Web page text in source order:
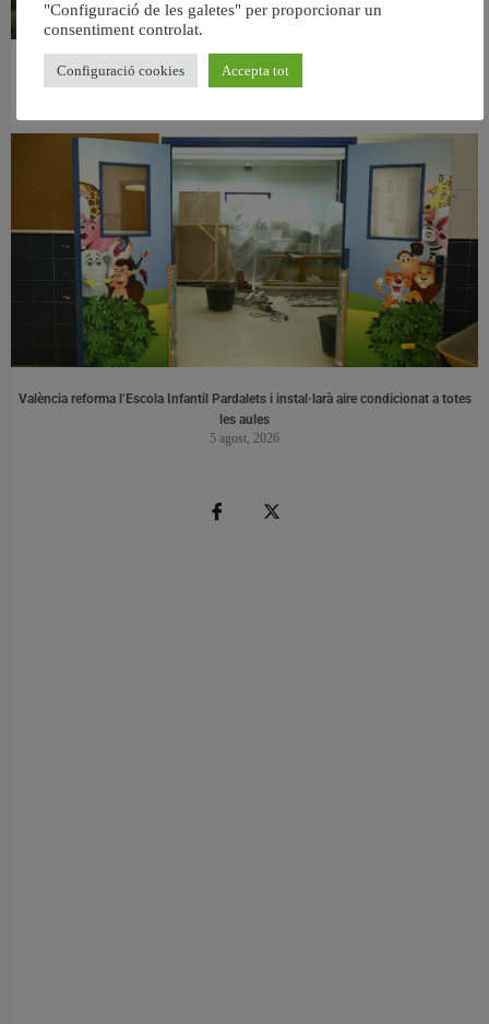
València retira prop de 15.000 litres de residus de la Devesa durant el mes de
juliol
València reforma l’Escola Infantil Pardalets i instal·larà aire condicionat a totes
les aules
5 agost, 2026
"Configuració de les galetes" per proporcionar un
consentiment controlat.
Configuració cookies Accepta tot